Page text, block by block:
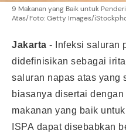
9 Makanan yang Baik untuk
Atas/Foto: Getty Images/
Jakarta -
Infeksi saluran
didefinisikan sebagai
saluran napas atas yang
biasanya disertai
makanan yang baik
ISPA dapat disebabkan